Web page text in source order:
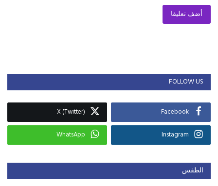
أضف تعليقا
FOLLOW US
Facebook
X (Twitter)
Instagram
WhatsApp
الطقس